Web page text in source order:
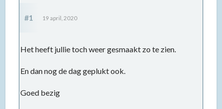
#1 19 april, 2020
Het heeft jullie toch weer gesmaakt zo te zien.
En dan nog de dag geplukt ook.
Goed bezig